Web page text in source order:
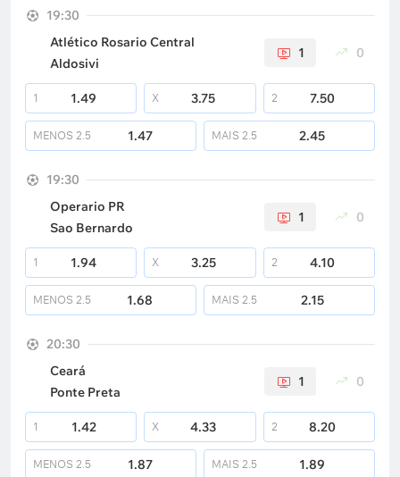
19:30
Atlético Rosario Central
Aldosivi
1 0
1 1.49 X 3.75 2 7.50
MENOS 2.5 1.47 MAIS 2.5 2.45
19:30
Operario PR
Sao Bernardo
1 0
1 1.94 X 3.25 2 4.10
MENOS 2.5 1.68 MAIS 2.5 2.15
20:30
Ceará
Ponte Preta
1 0
1 1.42 X 4.33 2 8.20
MENOS 2.5 1.87 MAIS 2.5 1.89